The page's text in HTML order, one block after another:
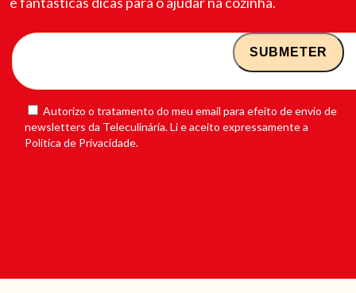
Autorizo o tratamento do meu email para efeito de envio de
newsletters da Teleculinária. Li e aceito expressamente a
Política de Privacidade.